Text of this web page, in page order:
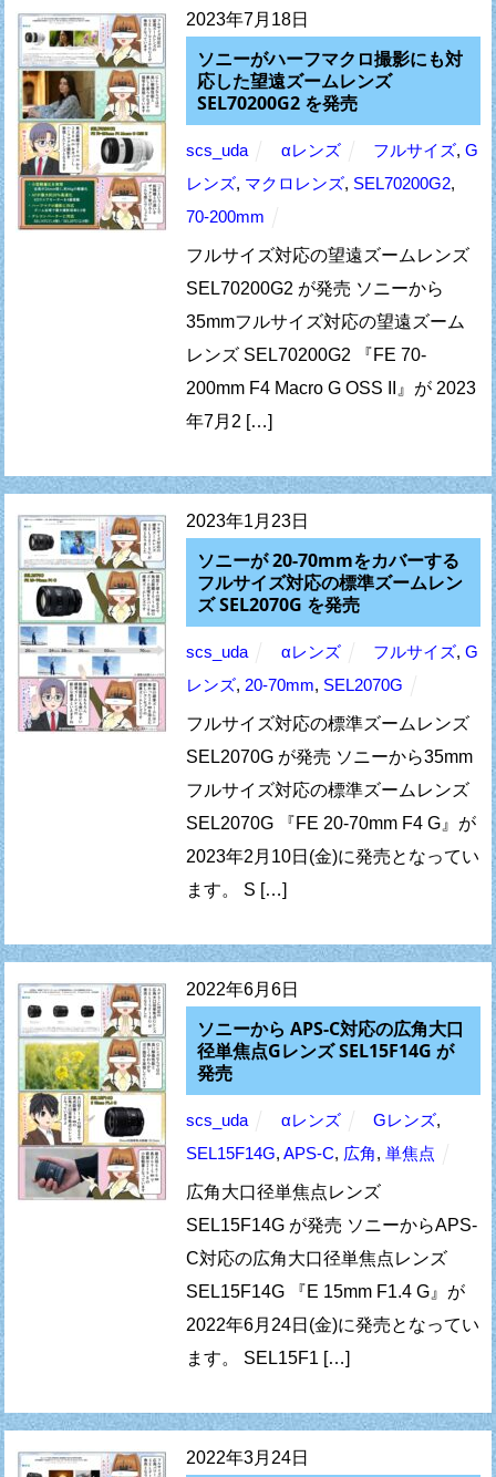
2023年7月18日
ソニーがハーフマクロ撮影にも対
応した望遠ズームレンズ
SEL70200G2 を発売
scs_uda αレンズ フルサイズ,G
レンズ, マクロレンズ, SEL70200G2,
70-200mm
フルサイズ対応の望遠ズームレンズ
SEL70200G2 が発売 ソニーから
35mmフルサイズ対応の望遠ズーム
レンズ SEL70200G2 『FE 70-
200mm F4 Macro G OSS II』が 2023
年7月2 […]
2023年1月23日
ソニーが 20-70mmをカバーする
フルサイズ対応の標準ズームレン
ズ SEL2070G を発売
scs_uda αレンズ フルサイズ,G
レンズ, 20-70mm, SEL2070G
フルサイズ対応の標準ズームレンズ
SEL2070G が発売 ソニーから35mm
フルサイズ対応の標準ズームレンズ
SEL2070G 『FE 20-70mm F4 G』が
2023年2月10日(金)に発売となってい
ます。 S […]
2022年6月6日
ソニーから APS-C対応の広角大口
径単焦点Gレンズ SEL15F14G が
発売
scs_uda αレンズ Gレンズ,
SEL15F14G,APS-C, 広角,単焦点
広角大口径単焦点レンズ
SEL15F14G が発売 ソニーからAPS-
C対応の広角大口径単焦点レンズ
SEL15F14G 『E 15mm F1.4 G』が
2022年6月24日(金)に発売となってい
ます。 SEL15F1 […]
2022年3月24日